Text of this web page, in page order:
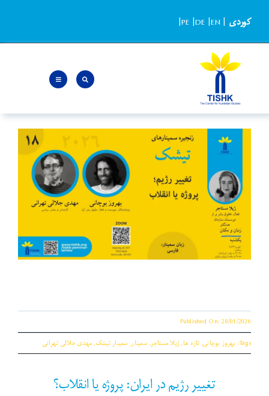
content
کوردی |
PE |DE |EN
|
Published On: 28/01/2026
Tags: بهروز بوچانی, تازه ها,ژیلا مستاجر, سمینار, سمینار تیشک,مهدی جلالی تهرانی
تغییر رژیم در ایران: پروژه یا انقلاب؟